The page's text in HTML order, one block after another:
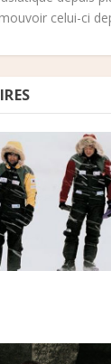
celui-ci